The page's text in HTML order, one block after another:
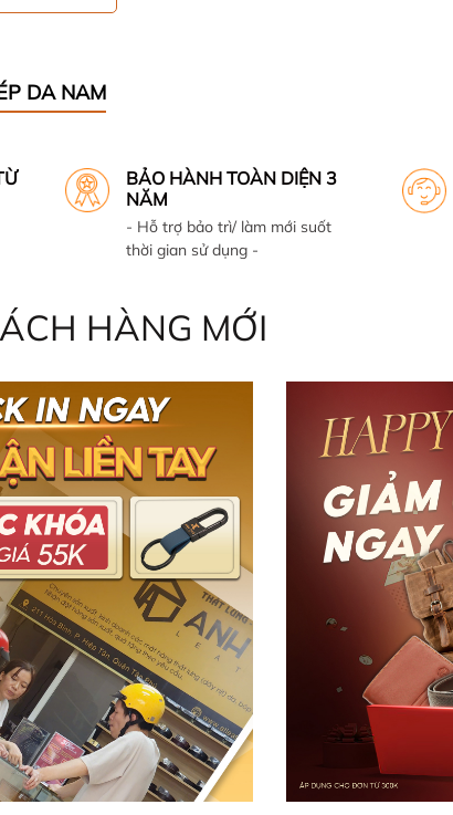
DA NAM
BẢO HÀNH TOÀN DIỆN 3
NĂM
- Hỗ trợ bảo trì/ làm mới suốt
thời gian sử dụng -
HÀNG MỚI